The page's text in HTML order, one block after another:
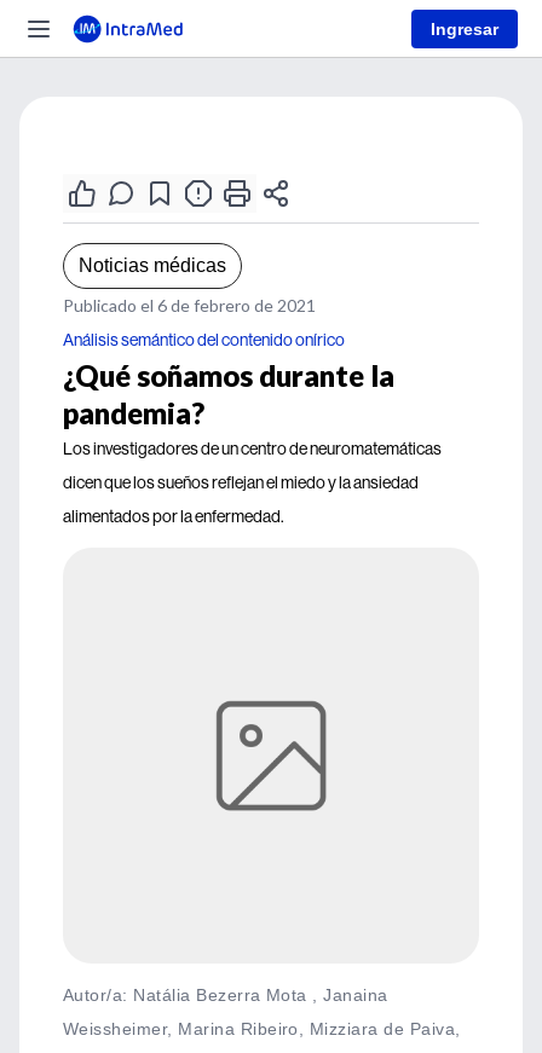
Ingresar
Noticias médicas
Publicado el 6 de febrero de 2021
Análisis semántico del contenido onírico
¿Qué soñamos durante la
pandemia?
Los investigadores de un centro de neuromatemáticas
dicen que los sueños reflejan el miedo y la ansiedad
alimentados por la enfermedad.
Autor/a: Natália Bezerra Mota , Janaina
Weissheimer, Marina Ribeiro, Mizziara de Paiva,